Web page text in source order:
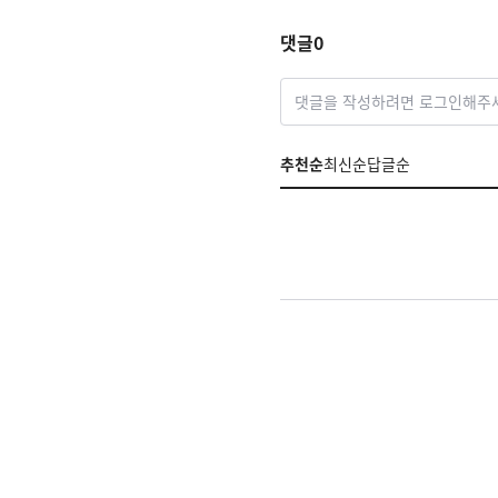
댓글0
댓글을 작성하려면 로그인해주
추천순최신순답글순